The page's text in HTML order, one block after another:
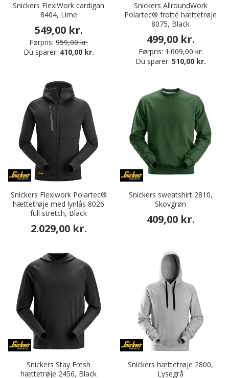
Snickers FlexiWork cardigan
8404, Lime
549,00 kr.
Førpris: 959,00 kr.
Du sparer: 410,00 kr.
Snickers AllroundWork
Polartec® frotté hættetrøje
8075, Black
499,00 kr.
Førpris: 1.009,00 kr.
Du sparer: 510,00 kr.
Snickers Flexiwork Polartec®
hættetrøje med lynlås 8026
full stretch, Black
2.029,00 kr.
Snickers sweatshirt 2810,
Skovgrøn
409,00 kr.
Snickers Stay Fresh
hættetrøje 2456, Black
Snickers hættetrøje 2800,
Lysegrå